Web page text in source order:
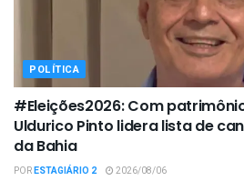
POLÍTICA
#Eleições2026: Com
Uldurico Pinto lidera lista de
da Bahia
PORESTAGIÁRIO 2 2026/08/06